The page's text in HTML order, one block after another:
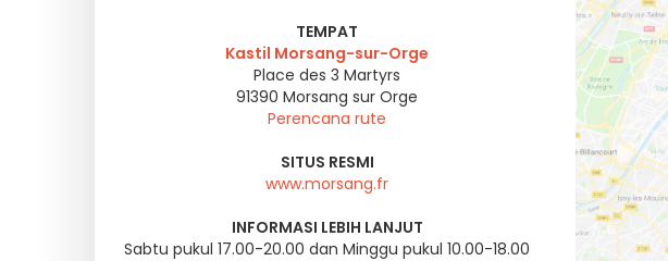
TEMPAT
Kastil Morsang-sur-Orge
Place des 3 Martyrs
91390 Morsang sur Orge
Perencana rute
SITUS RESMI
www.morsang.fr
INFORMASI LEBIH LANJUT
Sabtu pukul 17.00-20.00 dan Minggu pukul 10.00-18.00